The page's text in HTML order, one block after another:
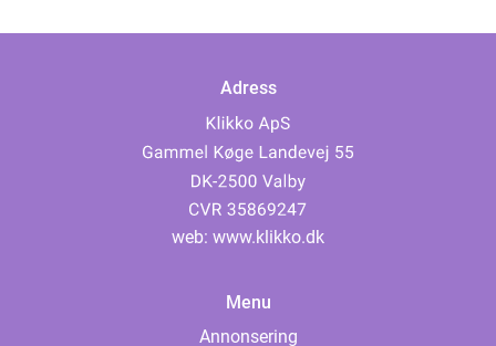
Adress
web: www.klikko.dk
Menu
Annonsering